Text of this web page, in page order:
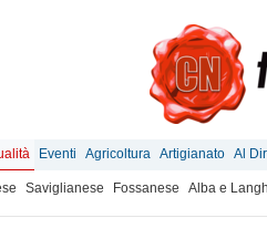
Eventi Agricoltura Artigianato Al
Saviglianese Fossanese Alba e